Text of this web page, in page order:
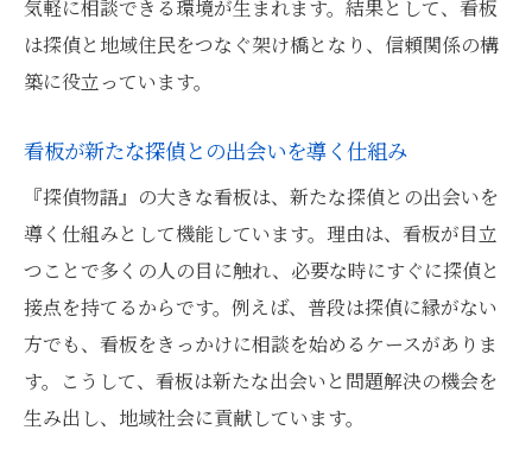
気軽に相談できる環境が生まれます。結果として、看板
は探偵と地域住民をつなぐ架け橋となり、信頼関係の構
築に役立っています。
看板が新たな探偵との出会いを導く仕組み
『探偵物語』の大きな看板は、新たな探偵との出会いを
導く仕組みとして機能しています。理由は、看板が目立
つことで多くの人の目に触れ、必要な時にすぐに探偵と
接点を持てるからです。例えば、普段は探偵に縁がない
方でも、看板をきっかけに相談を始めるケースがありま
す。こうして、看板は新たな出会いと問題解決の機会を
生み出し、地域社会に貢献しています。